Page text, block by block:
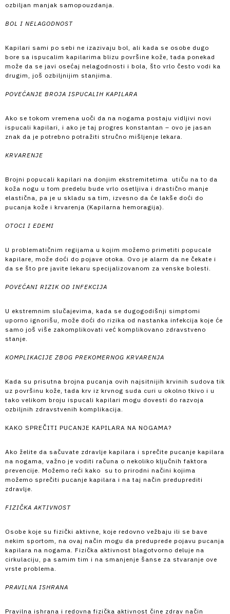
ozbiljan manjak samopouzdanja.
BOL I NELAGODNOST
Kapilari sami po sebi ne izazivaju bol, ali kada se osobe dugo
bore sa ispucalim kapilarima blizu površine kože, tada ponekad
može da se javi osećaj nelagodnosti i bola, što vrlo često vodi ka
drugim, još ozbiljnijim stanjima.
POVEĆANJE BROJA ISPUCALIH KAPILARA
Ako se tokom vremena uoči da na nogama postaju vidljivi novi
ispucali kapilari, i ako je taj progres konstantan – ovo je jasan
znak da je potrebno potražiti stručno mišljenje lekara.
KRVARENJE
Brojni popucali kapilari na donjim ekstremitetima utiču na to da
koža nogu u tom predelu bude vrlo osetljiva i drastično manje
elastična, pa je u skladu sa tim, izvesno da će lakše doći do
pucanja kože i krvarenja (Kapilarna hemoragija).
OTOCI I EDEMI
U problematičnim regijama u kojim možemo primetiti popucale
kapilare, može doći do pojave otoka. Ovo je alarm da ne čekate i
da se što pre javite lekaru specijalizovanom za venske bolesti.
POVEĆANI RIZIK OD INFEKCIJA
U ekstremnim slučajevima, kada se dugogodišnji simptomi
uporno ignorišu, može doći do rizika od nastanka infekcija koje će
samo još više zakomplikovati već komplikovano zdravstveno
stanje.
KOMPLIKACIJE ZBOG PREKOMERNOG KRVARENJA
Kada su prisutna brojna pucanja ovih najsitnijih krvinih sudova tik
uz površinu kože, tada krv iz krvnog suda curi u okolno tkivo i u
tako velikom broju ispucali kapilari mogu dovesti do razvoja
ozbiljnih zdravstvenih komplikacija.
KAKO SPREČITI PUCANJE KAPILARA NA NOGAMA?
Ako želite da sačuvate zdravlje kapilara i sprečite pucanje kapilara
na nogama, važno je voditi računa o nekoliko ključnih faktora
prevencije. Možemo reći kako su to prirodni načini kojima
možemo sprečiti pucanje kapilara i na taj način preduprediti
zdravlje.
FIZIČKA AKTIVNOST
Osobe koje su fizički aktivne, koje redovno vežbaju ili se bave
nekim sportom, na ovaj način mogu da preduprede pojavu pucanja
kapilara na nogama. Fizička aktivnost blagotvorno deluje na
cirkulaciju, pa samim tim i na smanjenje šanse za stvaranje ove
vrste problema.
PRAVILNA ISHRANA
Pravilna ishrana i redovna fizička aktivnost čine zdrav način